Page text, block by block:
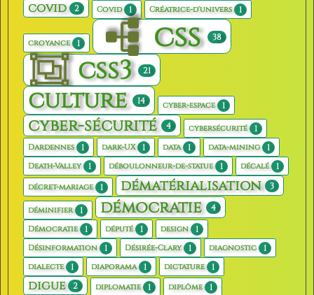
covid 2 Covid 1 Créatrice-d'univers 1
croyance 1 css 38
css3 21
culture 14 cyber-espace 1
cyber-sécurité 4 cybersécurité 1
Dardennes 1 dark-UX 1 data 1 data-mining 1
Death-Valley 1 déboulonneur-de-statue 1 décalé 1
décret-mariage 1 dématérialisation 3
déminifier 1 démocratie 4
Démocratie 1 député 1 design 1
Désinformation 1 Désirée-Clary 1 diagnostic 1
dialecte 1 diaporama 1 dictature 1
digue 2 diplomatie 1 diplôme 1